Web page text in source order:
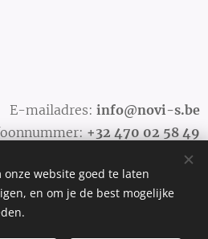
E-mailadres: info@novi-s.be
+32 470 02 58 49
Cookies
website goed te laten
en om je de best mogelijke